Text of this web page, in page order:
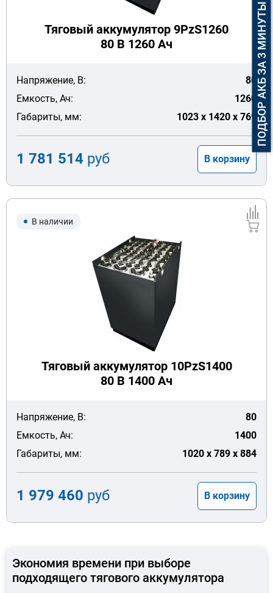
Тяговый аккумулятор 9PzS1260
80 В 1260 Ач
Напряжение, В:
80
Емкость, Ач:
1260
Габариты, мм:
1023 x 1420 x 769
1 781 514 руб В корзину
В наличии
Тяговый аккумулятор 10PzS1400
80 В 1400 Ач
Напряжение, В:
80
Емкость, Ач:
1400
Габариты, мм:
1020 x 789 x 884
1 979 460 руб В корзину
Экономия времени при выборе
подходящего тягового аккумулятора
ПОДБОР АКБ ЗА 3 МИНУТЫ